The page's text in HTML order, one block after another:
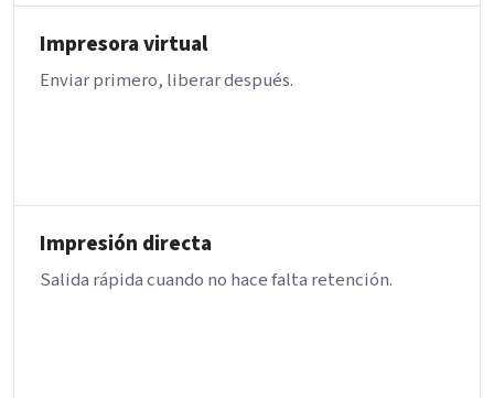
Impresora virtual
Enviar primero, liberar después.
Impresión directa
Salida rápida cuando no hace falta retención.